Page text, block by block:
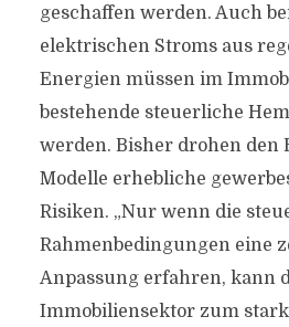
geschaffen werden. Auch
elektrischen Stroms aus
Energien müssen im
bestehende steuerliche
werden. Bisher drohen den
Modelle erhebliche
Risiken. „Nur wenn die
Rahmenbedingungen eine
Anpassung erfahren, kann
Immobiliensektor zum